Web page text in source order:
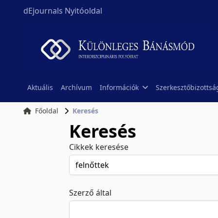
dEjournals Nyitóoldal
Aktuális Archívum Információk
Főoldal Keresés
Keresés
Cikkek keresése
Szerző által